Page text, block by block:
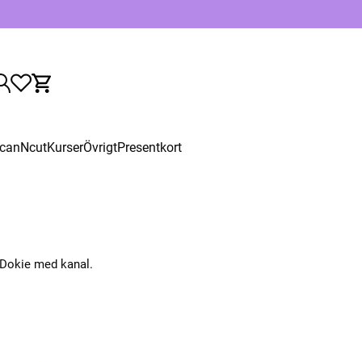
KurserÖvrigtPresentkort
med kanal.